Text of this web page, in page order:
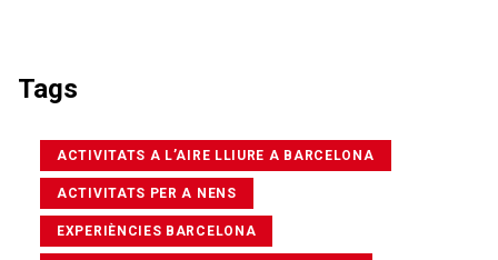
Tags
ACTIVITATS A L’AIRE LLIURE A BARCELONA
ACTIVITATS PER A NENS
EXPERIÈNCIES BARCELONA